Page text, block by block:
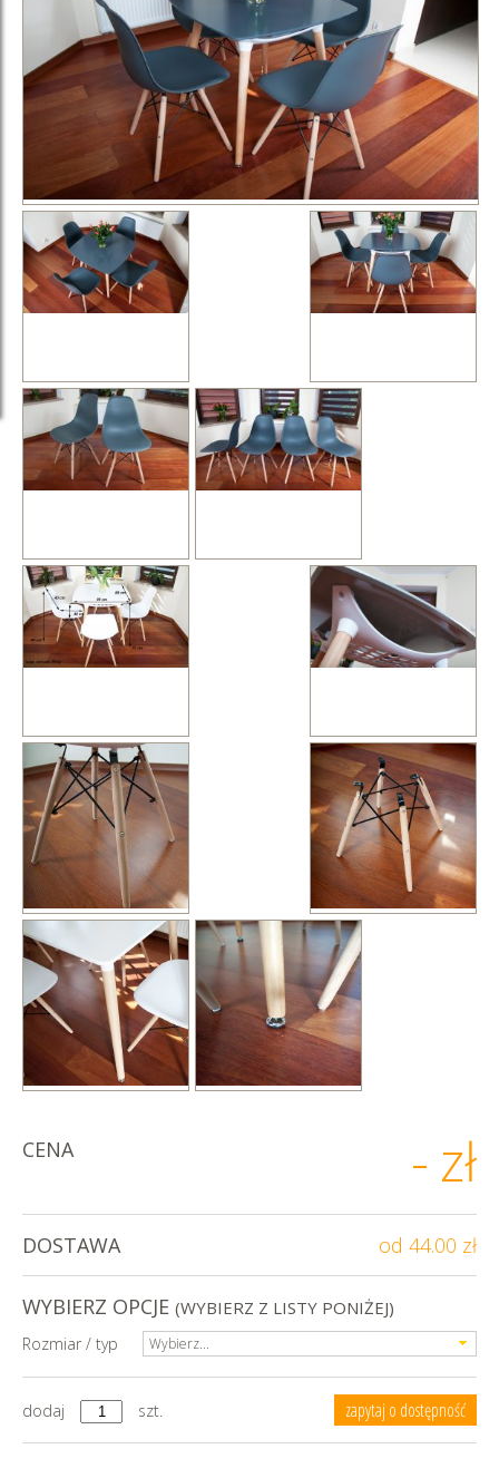
CENA - zł
DOSTAWA od 44.00 zł
WYBIERZ OPCJE (WYBIERZ Z LISTY PONIŻEJ)
Rozmiar / typ Wybierz...
dodaj szt. zapytaj o dostępność